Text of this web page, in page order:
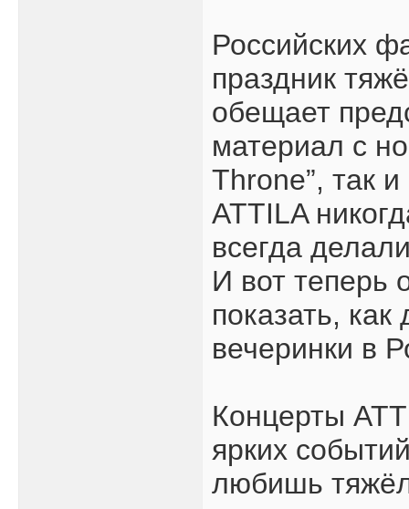
Российских
праздник
обещает
материал с
Throne”, так
ATTILA
всегда
И вот теперь
показать,
вечеринки в
Концерты
ярких
любишь